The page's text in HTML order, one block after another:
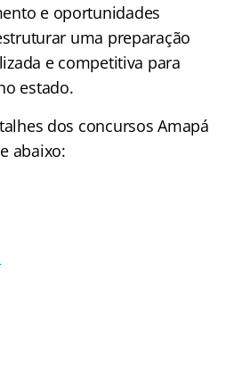
e oportunidades
uma preparação
e competitiva para
estado.
dos concursos Amapá
abaixo: